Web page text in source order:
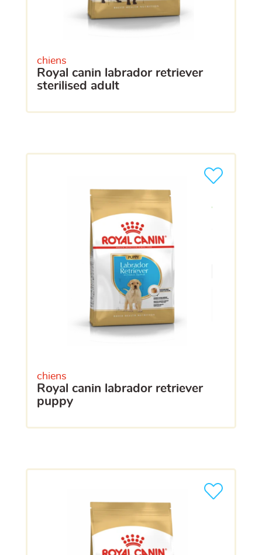
chiens
royal canin labrador retriever
sterilised adult
chiens
royal canin labrador retriever
puppy